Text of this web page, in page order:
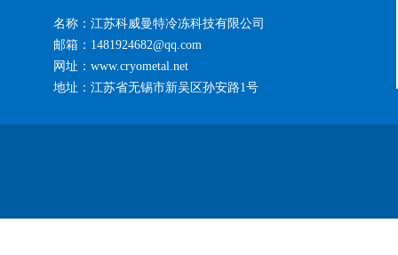
名称：江苏科威曼特冷冻科技有限公司
邮箱：1481924682@qq.com
网址：www.cryometal.net
地址：江苏省无锡市新吴区孙安路1号